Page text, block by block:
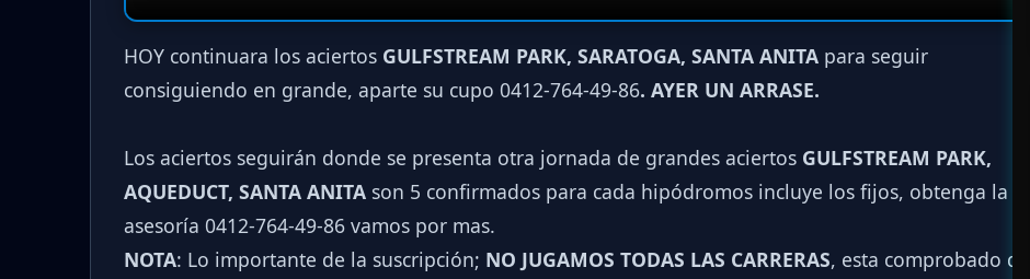
HOY continuara los aciertos GULFSTREAM PARK, SARATOGA, SANTA ANITA para seguir
consiguiendo en grande, aparte su cupo 0412-764-49-86. AYER UN ARRASE.
Los aciertos seguirán donde se presenta otra jornada de grandes aciertos GULFSTREAM PARK,
AQUEDUCT, SANTA ANITA son 5 confirmados para cada hipódromos incluye los fijos, obtenga la
asesoría 0412-764-49-86 vamos por mas.
NOTA: Lo importante de la suscripción; NO JUGAMOS TODAS LAS CARRERAS, esta comprobado que